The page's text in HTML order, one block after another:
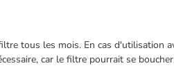
tous les mois. En cas d'utilisation
car le filtre pourrait se